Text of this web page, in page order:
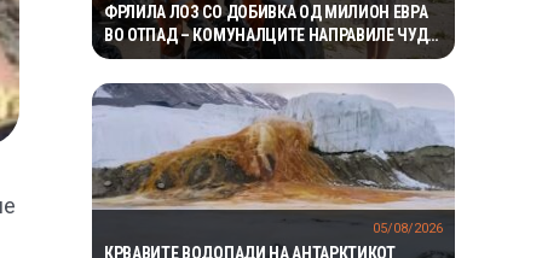
ФРЛИЛА ЛОЗ СО ДОБИВКА ОД МИЛИОН ЕВРА
ВО ОТПАД – КОМУНАЛЦИТЕ НАПРАВИЛЕ ЧУДО
ЗА ДА ГО ПРОНАЈДАТ
КРВАВИТЕ ВОДОПАДИ НА АНТАРКТИКОТ
05/08/2026